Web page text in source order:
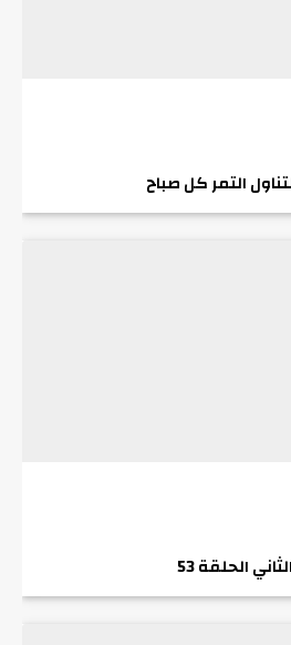
التمر كل صباح
الحلقة 53